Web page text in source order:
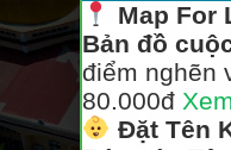
Map For
Bản đồ
điểm nghẽn
80.000đ
Đặt Tên